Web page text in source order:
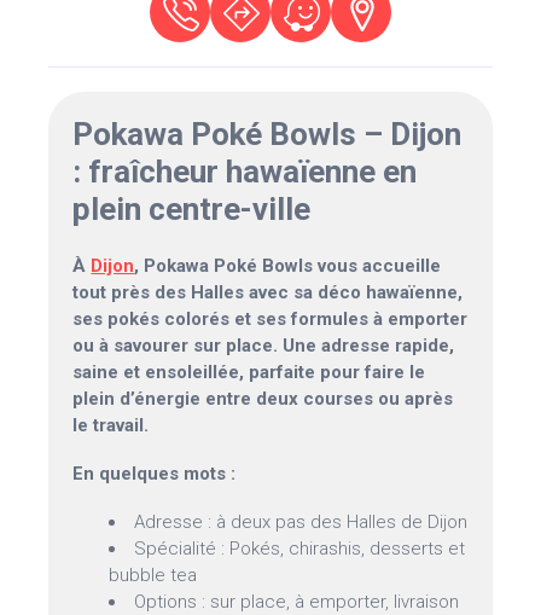
Pokawa Poké Bowls – Dijon
: fraîcheur hawaïenne en
plein centre-ville
À Dijon, Pokawa Poké Bowls vous accueille
tout près des Halles avec sa déco hawaïenne,
ses pokés colorés et ses formules à emporter
ou à savourer sur place. Une adresse rapide,
saine et ensoleillée, parfaite pour faire le
plein d’énergie entre deux courses ou après
le travail.
En quelques mots :
Adresse : à deux pas des Halles de Dijon
Spécialité : Pokés, chirashis, desserts et
bubble tea
Options : sur place, à emporter, livraison